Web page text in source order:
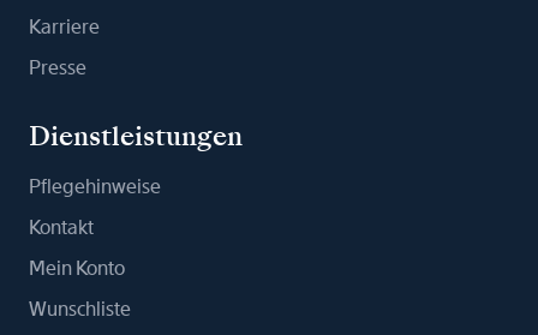
Karriere
Presse
Dienstleistungen
Pflegehinweise
Kontakt
Mein Konto
Wunschliste